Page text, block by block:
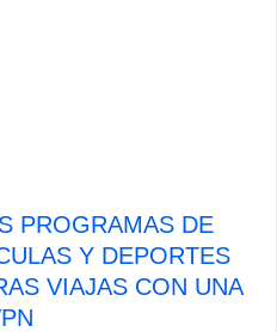
PROGRAMAS DE
Y DEPORTES
VIAJAS CON UNA